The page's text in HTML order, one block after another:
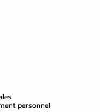
personnel